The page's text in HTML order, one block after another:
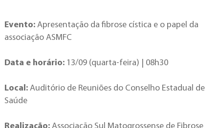
Evento: Apresentação da fibrose cística e o papel da
associação ASMFC
Data e horário: 13/09 (quarta-feira) | 08h30
Local:Auditório de Reuniões do Conselho Estadual de
Saúde